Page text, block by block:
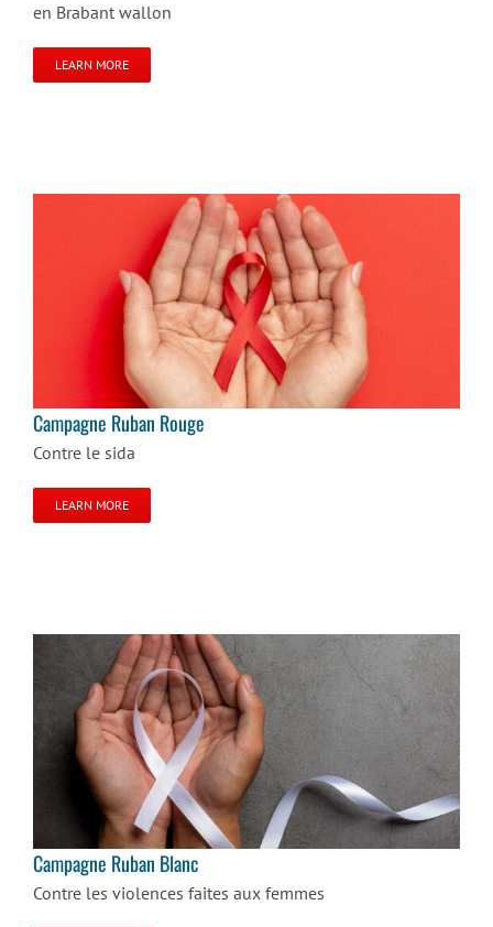
en Brabant wallon
LEARN MORE
Campagne Ruban Rouge
Campagne Ruban Rouge
Contre le sida
LEARN MORE
Campagne Ruban Blanc
Campagne Ruban Blanc
Contre les violences faites aux femmes